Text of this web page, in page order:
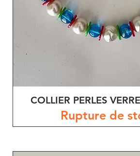
COLLIER PERLES
Rupture de